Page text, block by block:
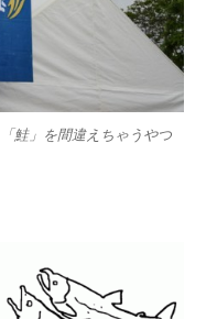
鮭」を間違えちゃうやつ